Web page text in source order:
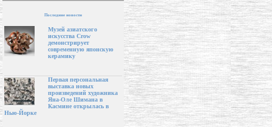
Последние новости
Музей азиатского
искусства Crow
демонстрирует
современную японскую
керамику
Первая персональная
выставка новых
произведений художника
Яна-Оле Шимана в
Касмине открылась в
Нью-Йорке